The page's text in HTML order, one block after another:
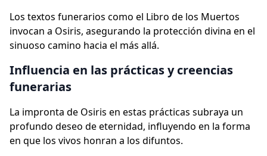
Los textos funerarios como el Libro de los Muertos
invocan a Osiris, asegurando la protección divina en el
sinuoso camino hacia el más allá.
Influencia en las prácticas y creencias
funerarias
La impronta de Osiris en estas prácticas subraya un
profundo deseo de eternidad, influyendo en la forma
en que los vivos honran a los difuntos.